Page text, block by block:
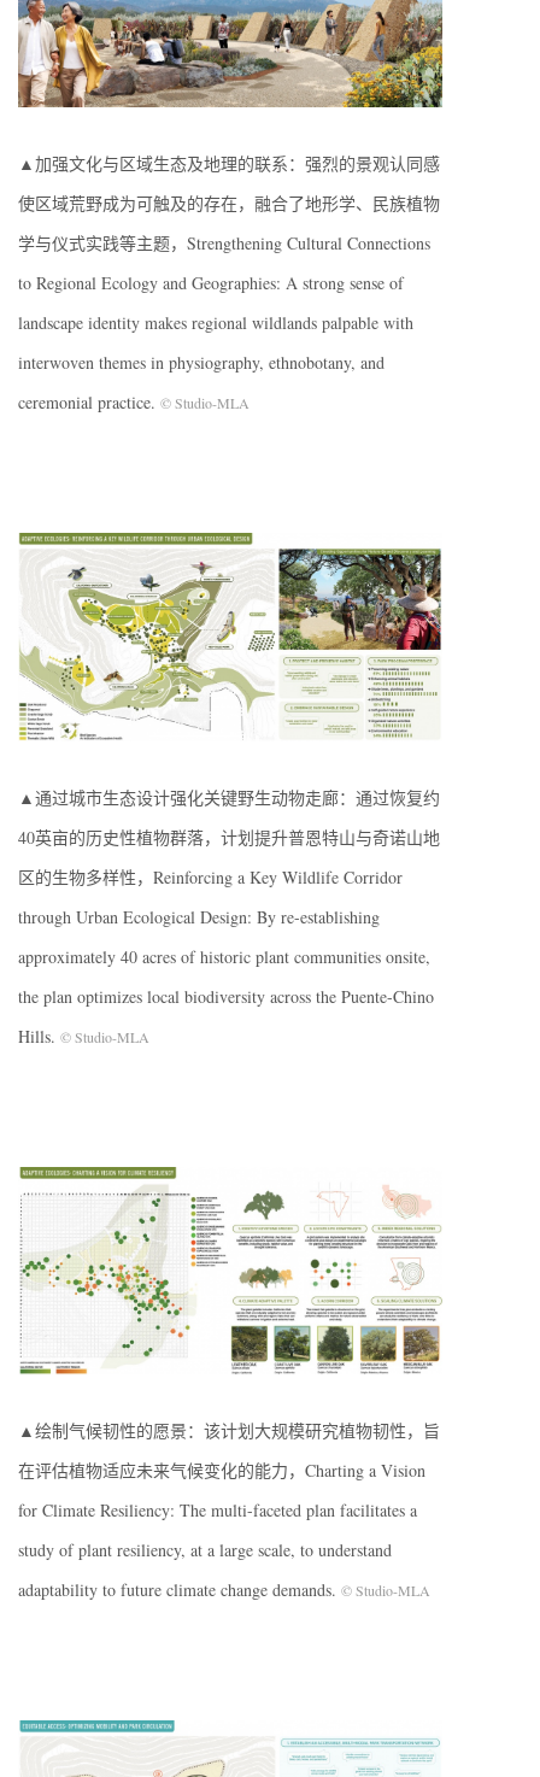
▲加强文化与区域生态及地理的联系：强烈的景观认同感
使区域荒野成为可触及的存在，融合了地形学、民族植物
学与仪式实践等主题，Strengthening Cultural Connections
to Regional Ecology and Geographies: A strong sense of
landscape identity makes regional wildlands palpable with
interwoven themes in physiography, ethnobotany, and
ceremonial practice. © Studio-MLA
▲通过城市生态设计强化关键野生动物走廊：通过恢复约
40英亩的历史性植物群落，计划提升普恩特山与奇诺山地
区的生物多样性，Reinforcing a Key Wildlife Corridor
through Urban Ecological Design: By re-establishing
approximately 40 acres of historic plant communities onsite,
the plan optimizes local biodiversity across the Puente-Chino
Hills. © Studio-MLA
▲绘制气候韧性的愿景：该计划大规模研究植物韧性，旨
在评估植物适应未来气候变化的能力，Charting a Vision
for Climate Resiliency: The multi-faceted plan facilitates a
study of plant resiliency, at a large scale, to understand
adaptability to future climate change demands. © Studio-MLA